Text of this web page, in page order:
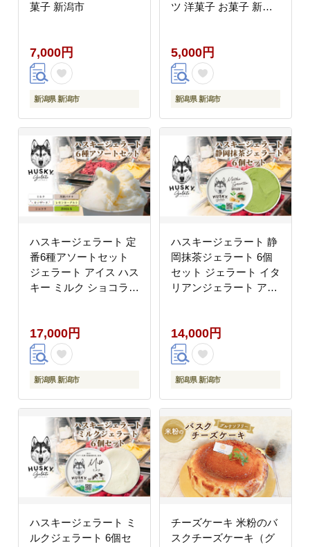
菓子 新潟市
7,000円
新潟県 新潟市
ツ 洋菓子 お菓子 新潟
5,000円
新潟県 新潟市
ハスキージェラート 定
番6種アソートセット
ジェラート アイス ハス
キー ミルク ショコラ
ナナ 6個 アソート デザ
ート スイーツ おやつ
お取り寄せグルメ ご当
地 送料無料 新潟県 新
17,000円
新潟県 新潟市
ハスキージェラート 静
岡抹茶ジェラート 6個
セット ジェラート イタ
リアンジェラート アイ
ゃ お茶 和風 静岡茶抹
茶 日本三大茶 デザート
お取り寄せグルメ ご当
地 送料無料 新潟県 新
14,000円
新潟県 新潟市
ハスキージェラート ミ
ルクジェラート 6個セ
チーズケーキ 米粉のバ
スクチーズケーキ（グ